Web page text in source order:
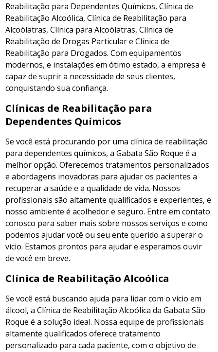
Reabilitação para Dependentes Químicos, Clínica de
Reabilitação Alcoólica, Clínica de Reabilitação para
Alcoólatras, Clínica para Alcoólatras, Clínica de
Reabilitação de Drogas Particular e Clínica de
Reabilitação para Drogados. Com equipamentos
modernos, e instalações em ótimo estado, a empresa é
capaz de suprir a necessidade de seus clientes,
conquistando sua confiança.
Clínicas de Reabilitação para
Dependentes Químicos
Se você está procurando por uma clínica de reabilitação
para dependentes químicos, a Gabata São Roque é a
melhor opção. Oferecemos tratamentos personalizados
e abordagens inovadoras para ajudar os pacientes a
recuperar a saúde e a qualidade de vida. Nossos
profissionais são altamente qualificados e experientes, e
nosso ambiente é acolhedor e seguro. Entre em contato
conosco para saber mais sobre nossos serviços e como
podemos ajudar você ou seu ente querido a superar o
vício. Estamos prontos para ajudar e esperamos ouvir
de você em breve.
Clínica de Reabilitação Alcoólica
Se você está buscando ajuda para lidar com o vício em
álcool, a Clínica de Reabilitação Alcoólica da Gabata São
Roque é a solução ideal. Nossa equipe de profissionais
altamente qualificados oferece tratamento
personalizado para cada paciente, com o objetivo de